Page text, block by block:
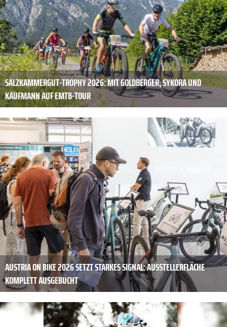
SALZKAMMERGUT-TROPHY 2026: MIT GOLDBERGER, SYKORA UND
KAUFMANN AUF EMTB-TOUR
AUSTRIA ON BIKE 2026 SETZT STARKES SIGNAL: AUSSTELLERFLÄCHE
KOMPLETT AUSGEBUCHT